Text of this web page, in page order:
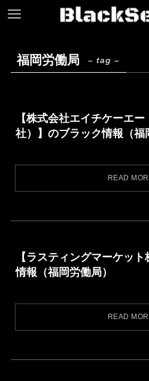
福岡労働局 – tag –
【株式会社エイチケーエ
社）】のブラック情報（福
【ラスティングマーケッ
情報（福岡労働局）